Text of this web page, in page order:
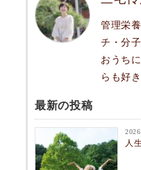
管理栄
チ・分
おうち
らも好
最新の投稿
人